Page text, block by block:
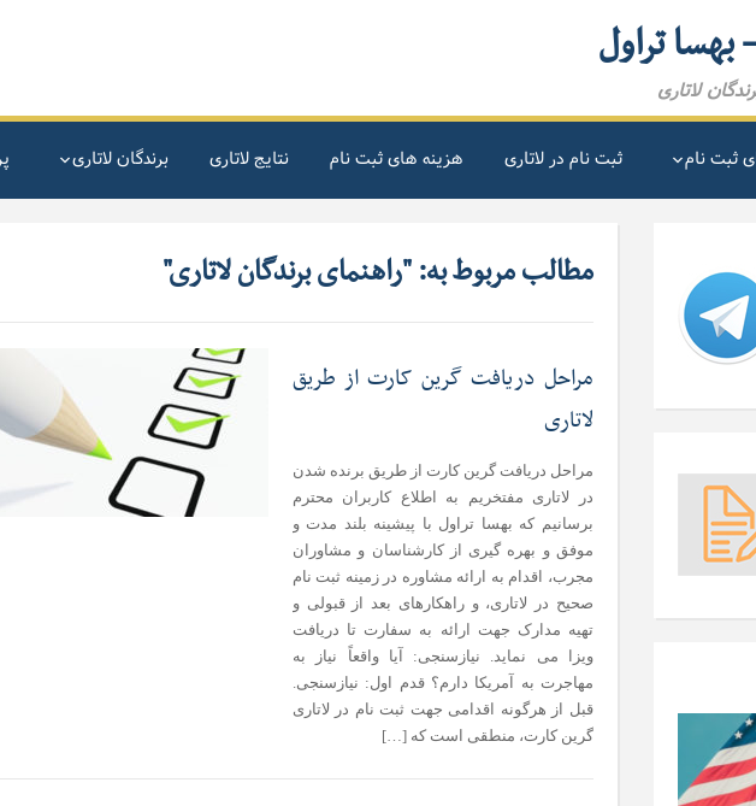
تراول
لاتاری
ثبت نام ثبت نام در لاتاری هزینه های ثبت نام نتایج لاتاری برندگان لاتاری
مطالب مربوط به: "راهنمای برندگان لاتاری"
مراحل دریافت گرین کارت از طریق
لاتاری
مراحل دریافت گرین کارت از طریق برنده شدن
در لاتاری مفتخریم به اطلاع کاربران محترم
برسانیم که بهسا تراول با پیشینه بلند مدت و
موفق و بهره گیری از کارشناسان و مشاوران
مجرب، اقدام به ارائه مشاوره در زمینه ثبت نام
صحیح در لاتاری، و راهکارهای بعد از قبولی و
تهیه مدارک جهت ارائه به سفارت تا دریافت
ویزا می نماید. نیازسنجی: آیا واقعاً نیاز به
مهاجرت به آمریکا دارم؟ قدم اول: نیازسنجی.
قبل از هرگونه اقدامی جهت ثبت نام در لاتاری
گرین کارت، منطقی است که […]